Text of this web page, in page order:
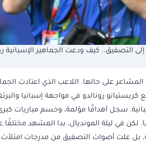
التصفيق.. كيف ودعت الجماهير الإسبانية
المشاعر على حالها. اللاعب الذي اعتادت
رونالدو في مواجهة إسبانيا
سجل أهدافًا مؤلمة، وحسم مباريات
لكن في ليلة المونديال، بدا المشهد
بل علت أصوات التصفيق من مدرجات